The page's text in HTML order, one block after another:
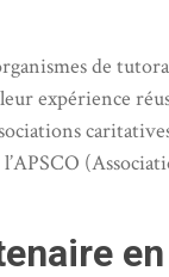
de
expérience